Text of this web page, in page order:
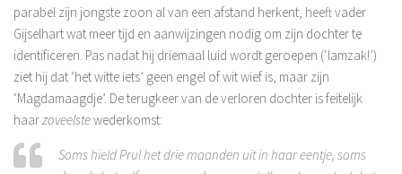
parabel zijn jongste zoon al van een afstand herkent, heeft vader
Gijselhart wat meer tijd en aanwijzingen nodig om zijn dochter te
identificeren. Pas nadat hij driemaal luid wordt geroepen (‘lamzak!’)
ziet hij dat ‘het witte iets’ geen engel of wit wief is, maar zijn
‘Magdamaagdje’. De terugkeer van de verloren dochter is feitelijk
haarzoveelstewederkomst:
Soms hield Prul het drie maanden uit in haar eentje, soms